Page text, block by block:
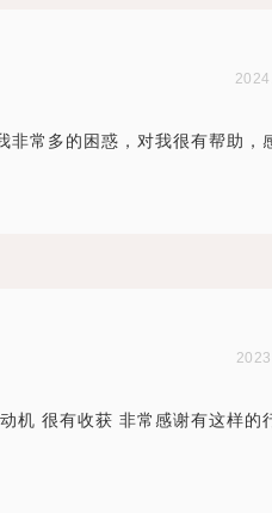
非常多的困惑，对我很有帮助，
机 很有收获 非常感谢有这样的